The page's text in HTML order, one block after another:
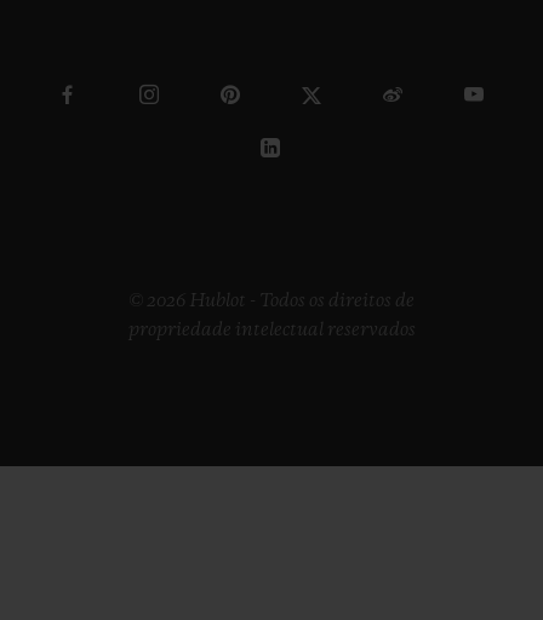
© 2026 Hublot - Todos os direitos de
propriedade intelectual reservados